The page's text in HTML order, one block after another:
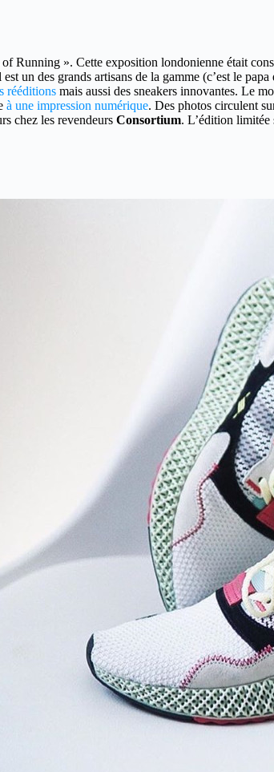
of Running ». Cette exposition londonienne était
un des grands artisans de la gamme (c’est le
rééditions mais aussi des sneakers innovantes. Le
à une impression numérique. Des photos circulent
chez les revendeurs Consortium. L’édition